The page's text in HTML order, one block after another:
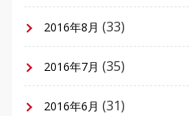
2016年8月 (33)
2016年7月 (35)
2016年6月 (31)